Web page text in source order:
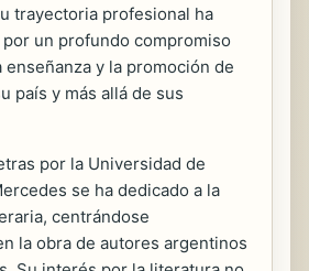
trayectoria profesional ha
un profundo compromiso
enseñanza y la promoción de
país y más allá de sus
por la Universidad de
se ha dedicado a la
centrándose
la obra de autores argentinos